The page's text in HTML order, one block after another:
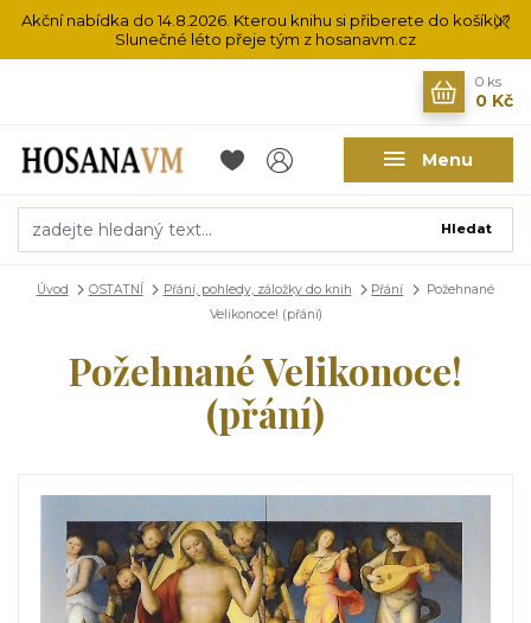
Akční nabídka do 14.8.2026. Kterou knihu si přiberete do košíku?
Slunečné léto přeje tým z hosanavm.cz
Menu
Hledat
0 ks
0 Kč
Úvod OSTATNÍ Přání, pohledy, záložky do knih Přání
Požehnané
Velikonoce! (přání)
Požehnané Velikonoce!
(přání)